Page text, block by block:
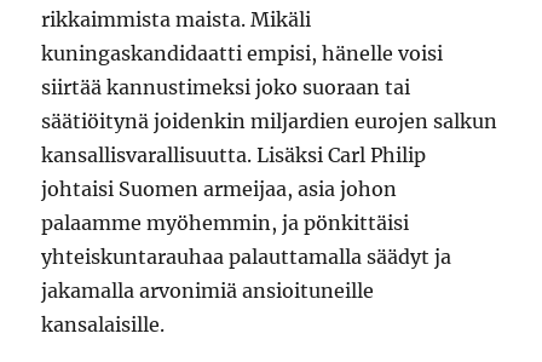
rikkaimmista maista. Mikäli
kuningaskandidaatti empisi, hänelle voisi
siirtää kannustimeksi joko suoraan tai
säätiöitynä joidenkin miljardien eurojen salkun
kansallisvarallisuutta. Lisäksi Carl Philip
johtaisi Suomen armeijaa, asia johon
palaamme myöhemmin, ja pönkittäisi
yhteiskuntarauhaa palauttamalla säädyt ja
jakamalla arvonimiä ansioituneille
kansalaisille.